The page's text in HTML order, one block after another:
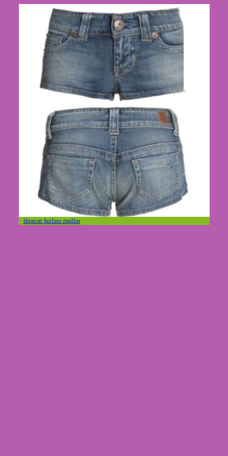
ihracat fazlası mallar